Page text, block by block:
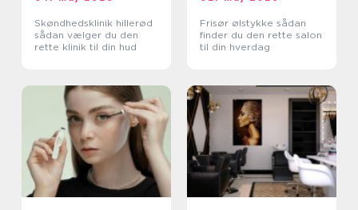
Skøndhedsklinik hillerød
sådan vælger du den
rette klinik til din hud
Frisør ølstykke sådan
finder du den rette salon
til din hverdag